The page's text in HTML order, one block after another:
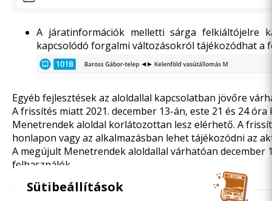
A járatinformációk melletti sárga felkiáltójelre
kapcsolódó forgalmi változásokról tájékozódhat a
Egyéb fejlesztések az aloldallal kapcsolatban jövőre
A frissítés miatt 2021. december 13-án, este 21 és 24 óra
Menetrendek aloldal korlátozottan lesz elérhető. A
honlapon vagy az alkalmazásban lehet tájékozódni az
A megújult Menetrendek aloldallal várhatóan december
felhasználók.
Sütibeállítások